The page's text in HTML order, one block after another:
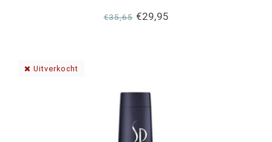
€35,65€29,95
Uitverkocht